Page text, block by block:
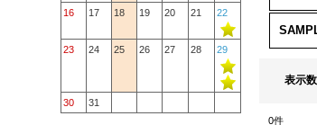
16 17 18 19 20 21 22
23 24 25 26 27 28 29
30 31
表示数
0件